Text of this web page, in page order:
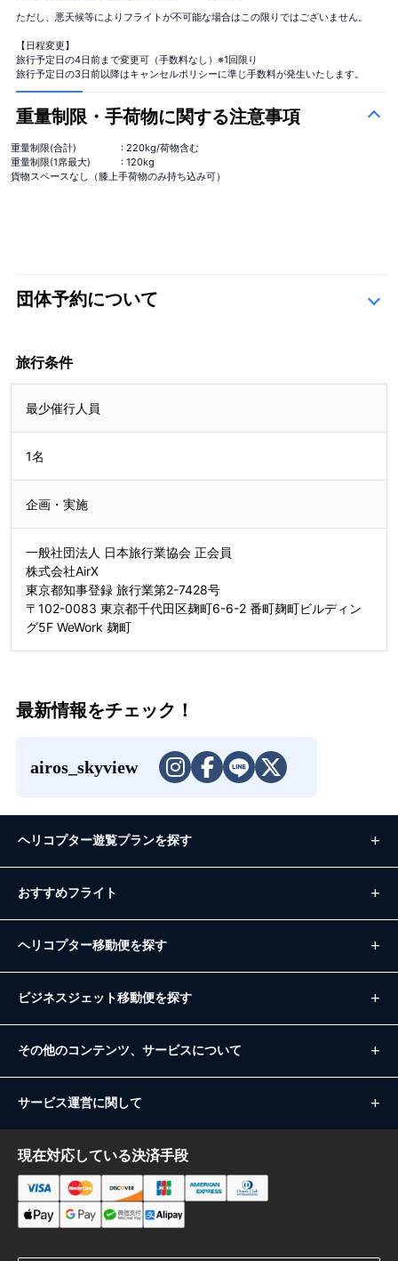
ただし、悪天候等によりフライトが不可能な場合はこの限りではございません。
【日程変更】
旅行予定日の4日前まで変更可（手数料なし）※1回限り
旅行予定日の3日前以降はキャンセルポリシーに準じ手数料が発生いたします。
重量制限・手荷物に関する注意事項
重量制限(合計)
: 220kg/荷物含む
重量制限(1席最大)
: 120kg
貨物スペースなし（膝上手荷物のみ持ち込み可）
団体予約について
旅行条件
最少催行人員
1名
企画・実施
一般社団法人 日本旅行業協会 正会員
株式会社AirX
東京都知事登録 旅行業第2-7428号
〒102-0083 東京都千代田区麹町6-6-2 番町麹町ビルディン
グ5F WeWork 麹町
最新情報をチェック！
airos_skyview
ヘリコプター遊覧プランを探す
おすすめフライト
ヘリコプター移動便を探す
ビジネスジェット移動便を探す
その他のコンテンツ、サービスについて
サービス運営に関して
現在対応している決済手段